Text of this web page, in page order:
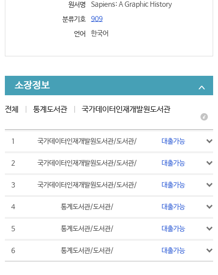
원서명
Sapiens: A Graphic History
분류기호
909
언어
한국어
소장정보
전체 통계도서관 국가데이터인재개발원도서관
1 국가데이터인재개발원도서관/도서관/ 대출가능
2 국가데이터인재개발원도서관/도서관/ 대출가능
3 국가데이터인재개발원도서관/도서관/ 대출가능
4 통계도서관/도서관/ 대출가능
5 통계도서관/도서관/ 대출가능
6 통계도서관/도서관/ 대출가능